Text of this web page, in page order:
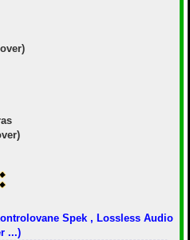
Spek , Lossless Audio
...)